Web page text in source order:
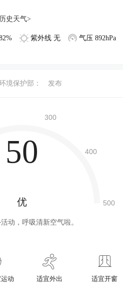
历史天气>
紫外线 无 气压 892hPa
境保护部： 发布
50
优
动，呼吸清新空气啦。
动 适宜外出 适宜开窗